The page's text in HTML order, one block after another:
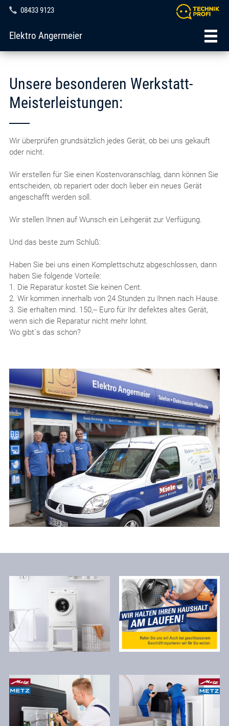
08433 9123
Elektro Angermeier
Unsere besonderen Werkstatt-
Meisterleistungen:
Wir überprüfen grundsätzlich jedes Gerät, ob bei uns gekauft
oder nicht.
Wir erstellen für Sie einen Kostenvoranschlag, dann können Sie
entscheiden, ob repariert oder doch lieber ein neues Gerät
angeschafft werden soll.
Wir stellen Ihnen auf Wunsch ein Leihgerät zur Verfügung.
Und das beste zum Schluß:
Haben Sie bei uns einen Komplettschutz abgeschlossen, dann
haben Sie folgende Vorteile:
1. Die Reparatur kostet Sie keinen Cent.
2. Wir kommen innerhalb von 24 Stunden zu Ihnen nach Hause.
3. Sie erhalten mind. 150,-- Euro für Ihr defektes altes Gerät,
wenn sich die Reparatur nicht mehr lohnt.
Wo gibt´s das schon?